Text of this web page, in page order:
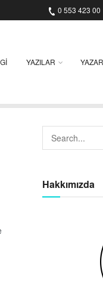
0 553 423 00
YAZILAR
Hakkımızda